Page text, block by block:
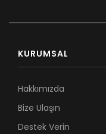
KURUMSAL
Hakkımızda
Bize Ulaşın
Destek Verin